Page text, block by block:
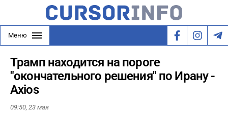
Меню
Трамп находится на пороге
"окончательного решения" по Ирану -
Axios
09:50, 23 мая